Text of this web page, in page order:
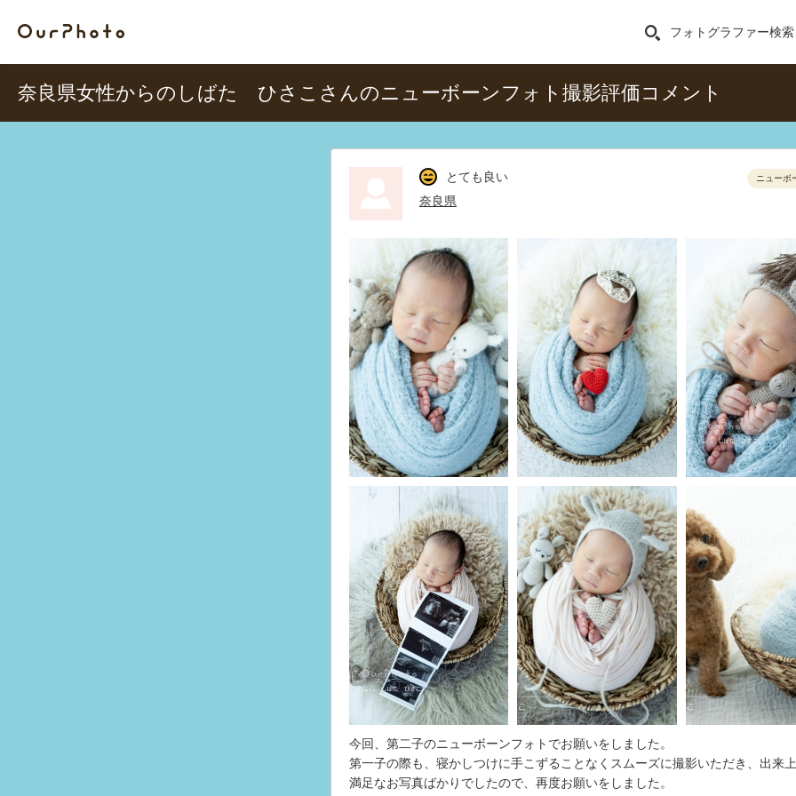
フォトグラファー検索
奈良県女性からのしばた ひさこさんのニューボーンフォト撮影評価コメント
とても良い
奈良県
ニューボ
今回、第二子のニューボーンフォトでお願いをしました。
第一子の際も、寝かしつけに手こずることなくスムーズに撮影いただき、出来
満足なお写真ばかりでしたので、再度お願いをしました。